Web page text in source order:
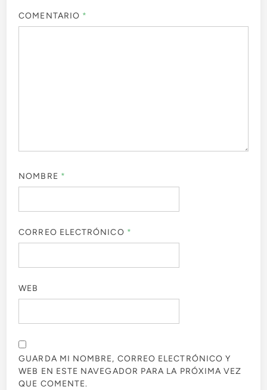
COMENTARIO *
NOMBRE *
CORREO ELECTRÓNICO *
WEB
GUARDA MI NOMBRE, CORREO ELECTRÓNICO Y
WEB EN ESTE NAVEGADOR PARA LA PRÓXIMA VEZ
QUE COMENTE.